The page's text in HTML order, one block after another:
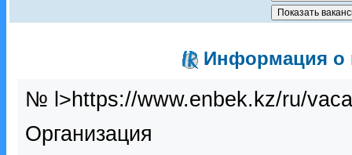
Информация о
№ l>https://www.enbek.kz/ru/
Организация